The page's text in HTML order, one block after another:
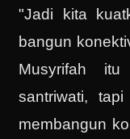
"Jadi kita
bangun
Musyrifah
santriwati,
membangun